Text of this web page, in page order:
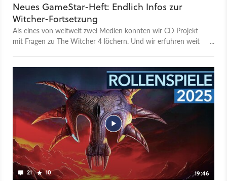
Neues GameStar-Heft: Endlich Infos zur
Witcher-Fortsetzung
Als eines von weltweit zwei Medien konnten wir CD Projekt
mit Fragen zu The Witcher 4 löchern. Und wir erfuhren weit
21 10
19:46